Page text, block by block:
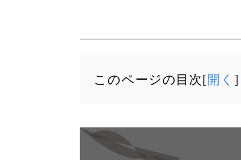
このページの目次[開く ]